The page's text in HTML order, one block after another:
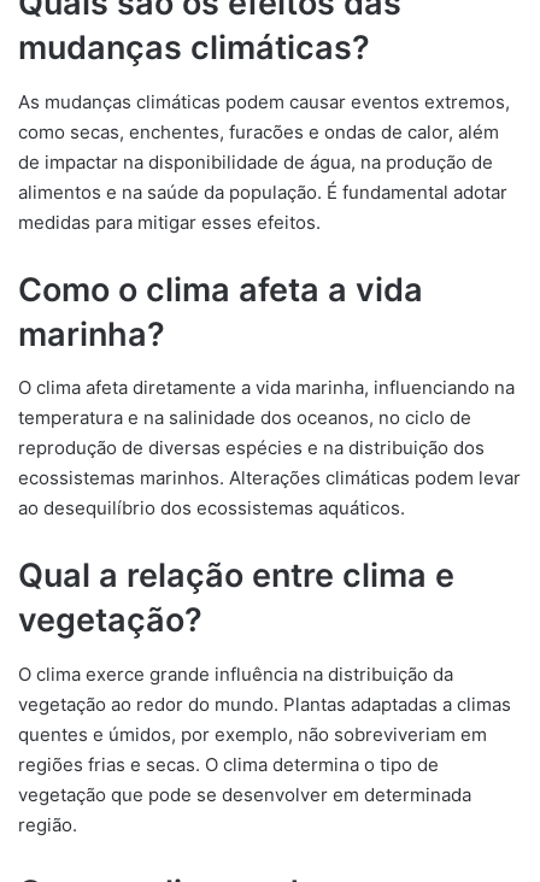
mudanças climáticas?
As mudanças climáticas podem causar eventos extremos,
como secas, enchentes, furacões e ondas de calor, além
de impactar na disponibilidade de água, na produção de
alimentos e na saúde da população. É fundamental adotar
medidas para mitigar esses efeitos.
Como o clima afeta a vida
marinha?
O clima afeta diretamente a vida marinha, influenciando na
temperatura e na salinidade dos oceanos, no ciclo de
reprodução de diversas espécies e na distribuição dos
ecossistemas marinhos. Alterações climáticas podem levar
ao desequilíbrio dos ecossistemas aquáticos.
Qual a relação entre clima e
vegetação?
O clima exerce grande influência na distribuição da
vegetação ao redor do mundo. Plantas adaptadas a climas
quentes e úmidos, por exemplo, não sobreviveriam em
regiões frias e secas. O clima determina o tipo de
vegetação que pode se desenvolver em determinada
região.